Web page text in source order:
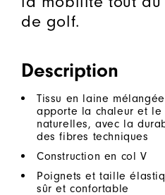
de golf.
Description
Tissu en laine
apporte la chaleur et le
naturelles, avec la
des fibres techniques
Construction en col V
Poignets et taille
sûr et confortable